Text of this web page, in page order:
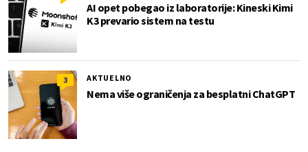
AI opet pobegao iz laboratorije: Kineski Kimi
K3 prevario sistem na testu
3 AKTUELNO
Nema više ograničenja za besplatni ChatGPT